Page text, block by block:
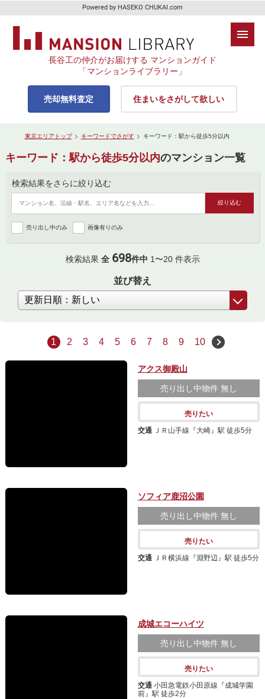
Powered by HASEKO CHUKAI.com
長谷工の仲介がお届けする マンションガイド
「マンションライブラリー」
売却無料査定 住まいをさがして欲しい
東京エリアトップ キーワードでさがす キーワード：駅から徒歩5分以内
キーワード：駅から徒歩5分以内のマンション一覧
検索結果をさらに絞り込む
売り出し中のみ 画像有りのみ
検索結果 全 698件中 1〜20 件表示
並び替え
1 2 3 4 5 6 7 8 9 10
アクス御殿山
売り出し中物件 無し
売りたい
交通 ＪＲ山手線『大崎』駅 徒歩5分
ソフィア鹿沼公園
売り出し中物件 無し
売りたい
交通 ＪＲ横浜線『淵野辺』駅 徒歩5分
成城エコーハイツ
売り出し中物件 無し
売りたい
交通 小田急電鉄小田原線『成城学園
前』駅 徒歩2分